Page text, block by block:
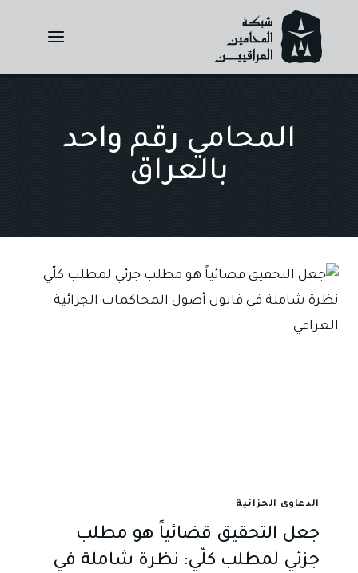
content
المحامي رقم واحد
بالعراق
الدعاوى الجزائية
جعل التحقيق قضائياً هو مطلب
جزئي لمطلب كلّي: نظرة شاملة في